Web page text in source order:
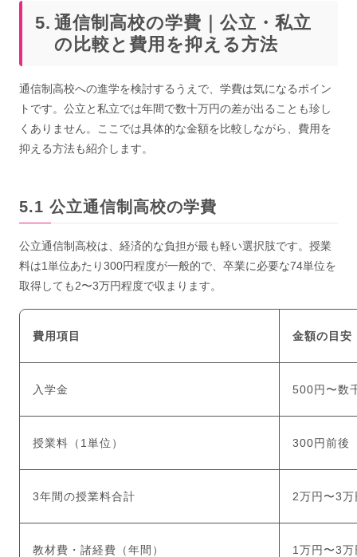
通信制高校の学費｜公立・私立
の比較と費用を抑える方法
通信制高校への進学を検討するうえで、学費は気になるポイン
トです。公立と私立では年間で数十万円の差が出ることも珍し
くありません。ここでは具体的な金額を比較しながら、費用を
抑える方法も紹介します。
公立通信制高校の学費
公立通信制高校は、経済的な負担が最も軽い選択肢です。授業
料は1単位あたり300円程度が一般的で、卒業に必要な74単位を
取得しても2〜3万円程度で収まります。
費用項目 金額の目安
入学金 500円〜数
授業料（1単位） 300円前後
3年間の授業料合計 2万円〜3万
教材費・諸経費（年間） 1万円〜3万